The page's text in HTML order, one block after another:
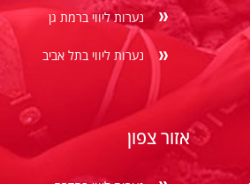
נערות ליווי ברמת גן
נערות ליווי בתל אביב
אזור צפון